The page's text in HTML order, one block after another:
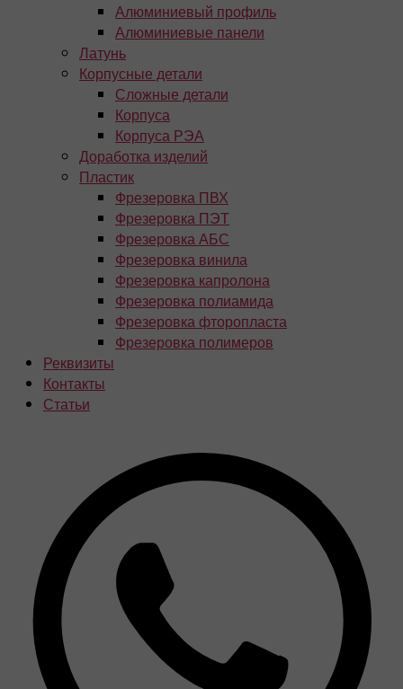
Алюминиевый профиль
Алюминиевые панели
Латунь
Корпусные детали
Сложные детали
Корпуса
Корпуса РЭА
Доработка изделий
Пластик
Фрезеровка ПВХ
Фрезеровка ПЭТ
Фрезеровка АБС
Фрезеровка винила
Фрезеровка капролона
Фрезеровка полиамида
Фрезеровка фторопласта
Фрезеровка полимеров
Реквизиты
Контакты
Статьи